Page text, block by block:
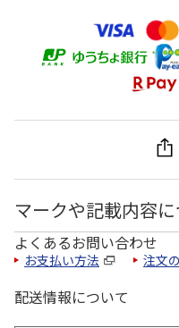
マークや記載内容
よくあるお問い合わせ
お支払い方法 注文
配送情報について